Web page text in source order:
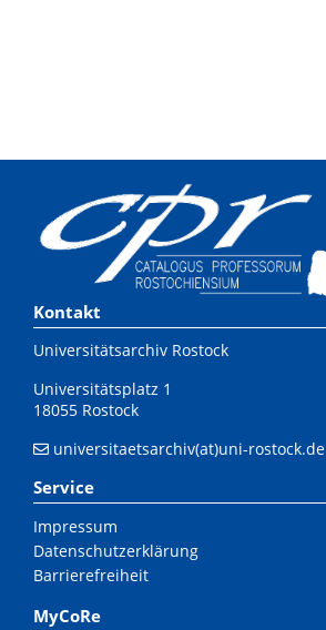
Kontakt
Universitätsarchiv Rostock
Universitätsplatz 1
18055 Rostock
universitaetsarchiv(at)uni-rostock.de
Service
Impressum
Datenschutzerklärung
Barrierefreiheit
MyCoRe